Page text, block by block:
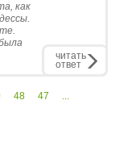
как
читать
ответ
48 47
...